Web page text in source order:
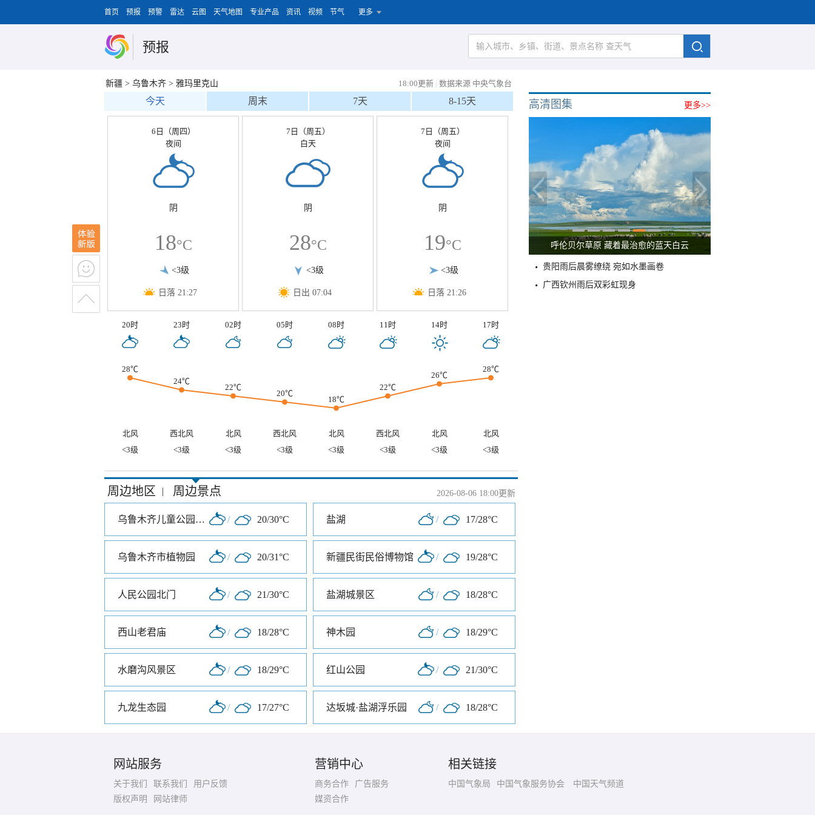
首页 预报 预警 雷达 云图 天气地图 专业产品 资讯 视频 节气 更多
预报
新疆 > 乌鲁木齐 > 雅玛里克山 18:00更新 | 数据来源 中央气象台
今天 周末 7天 8-15天
6日（周四）
夜间
阴
18°C
<3级
日落 21:27
7日（周五）
白天
阴
28°C
<3级
日出 07:04
7日（周五）
夜间
阴
19°C
<3级
日落 21:26
20时 23时 02时 05时 08时 11时 14时 17时
28℃
24℃
22℃
20℃
18℃
22℃
26℃
28℃
北风 西北风 北风 西北风 北风 西北风 北风
北风
<3级
<3级 <3级 <3级 <3级 <3级 <3级 <3级
周边地区 | 周边景点 2026-08-06 18:00更新
乌鲁木齐儿童公园北门 / 20/30°C 盐湖 / 17/28°C
乌鲁木齐市植物园 / 20/31°C 新疆民街民俗博物馆 / 19/28°C
人民公园北门 / 21/30°C 盐湖城景区 / 18/28°C
西山老君庙 / 18/28°C 神木园 / 18/29°C
水磨沟风景区 / 18/29°C 红山公园 / 21/30°C
九龙生态园 / 17/27°C 达坂城·盐湖浮乐园 / 18/28°C
更多>>
高清图集
呼伦贝尔草原 藏着最治愈的蓝天白云
贵阳雨后晨雾缭绕 宛如水墨画卷
广西钦州雨后双彩虹现身
网站服务
关于我们 联系我们
用户反馈
版权声明
网站律师
营销中心
商务合作
广告服务
媒资合作
相关链接
中国气象局 中国气象服务协会 中国天气频道